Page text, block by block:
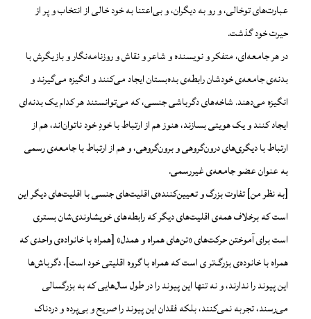
عبارت‌های توخالی، و رو به دیگران، و بی‌اعتنا به خود خالی از انتخاب و پر از
حیرت خود گذشت.
در هر جامعه‌ای، متفکر و نویسنده و شاعر و نقاش و روزنامه‌نگار و بازیگرش با
بدنه‌ی جامعه‌ی خودشان رابطه‌ی بده‌بستان ایجاد می‌کنند و انگیزه می‌گیرند و
انگیزه می‌دهند. شاخه‌های دگرباشی جنسی، که می‌توانستند هر کدام یک بدنه‌ای
ایجاد کنند و یک هویتی بسازند، هنوز هم از ارتباط با خودِ خود ناتوان‌اند، هم از
ارتباط با دیگری‌های درون‌گروهی و برون‌گروهی، و هم از ارتباط با جامعه‌ی رسمی
به عنوان عضو جامعه‌ی غیررسمی.
[به نظر من] تفاوت بزرگ و تعیین‌کننده‌ی اقلیت‌های جنسی با اقلیت‌های دیگر این
است که برخلاف همه‌ی اقلیت‌های دیگر که رابطه‌های خویشاوندی‌شان بستری
است برای آموختن حرکت‌‌های «تن‌های همراه و همدل» [همراه با خانواده‌ی واحدی که
همراه با خانوده‌ی بزرگ‌تر ی است که همراه با گروه اقلیتی خود است]، دگرباش‌ها
این پیوند را ندارند، و نه تنها این پیوند را در طول سال‌هایی که به بزرگسالی
می‌رسند، تجربه نمی‌کنند، بلکه فقدان این پیوند را صریح و بی‌پرده و دردناک